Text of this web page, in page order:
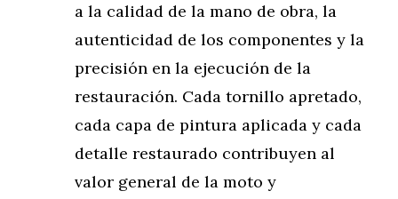
a la calidad de la mano de obra, la
autenticidad de los componentes y la
precisión en la ejecución de la
restauración. Cada tornillo apretado,
cada capa de pintura aplicada y cada
detalle restaurado contribuyen al
valor general de la moto y